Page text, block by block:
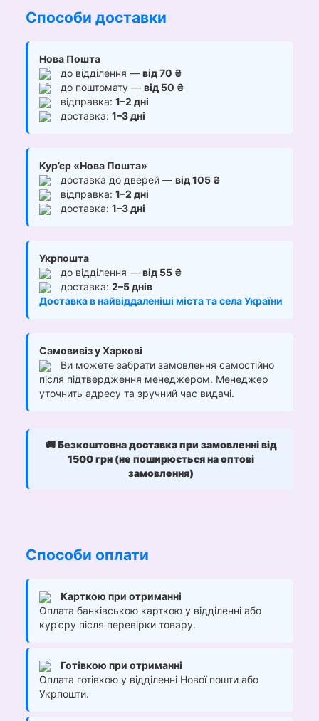
Способи доставки
Нова Пошта
до відділення — від 70 ₴
до поштомату — від 50 ₴
відправка: 1–2 дні
доставка: 1–3 дні
Кур’єр «Нова Пошта»
доставка до дверей — від 105 ₴
відправка: 1–2 дні
доставка: 1–3 дні
Укрпошта
до відділення — від 55 ₴
доставка: 2–5 днів
Доставка в найвіддаленіші міста та села України
Самовивіз у Харкові
Ви можете забрати замовлення самостійно
після підтвердження менеджером. Менеджер
уточнить адресу та зручний час видачі.
🚚Безкоштовна доставка при замовленні від
1500 грн (не поширюється на оптові
замовлення)
Способи оплати
Карткою при отриманні
Оплата банківською карткою у відділенні або
кур’єру після перевірки товару.
Готівкою при отриманні
Оплата готівкою у відділенні Нової пошти або
Укрпошти.